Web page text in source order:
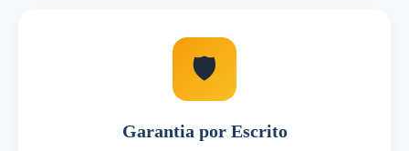
🛡️
Garantia por Escrito